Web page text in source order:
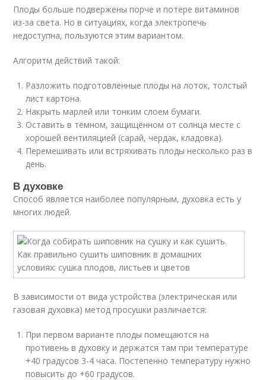
Плоды больше подвержены порче и потере витаминов
из-за света. Но в ситуациях, когда электропечь
недоступна, пользуются этим вариантом.
Алгоритм действий такой:
Разложить подготовленные плоды на лоток, толстый
лист картона.
Накрыть марлей или тонким слоем бумаги.
Оставить в тёмном, защищённом от солнца месте с
хорошей вентиляцией (сарай, чердак, кладовка).
Перемешивать или встряхивать плоды несколько раз в
день.
В духовке
Способ является наиболее популярным, духовка есть у
многих людей.
В зависимости от вида устройства (электрическая или
газовая духовка) метод просушки различается:
При первом варианте плоды помещаются на
противень в духовку и держатся там при температуре
+40 градусов 3-4 часа. Постепенно температуру нужно
повысить до +60 градусов.